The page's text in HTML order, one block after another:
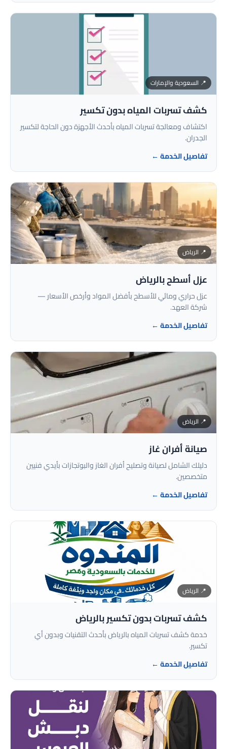
📍 السعودية والإمارات
كشف تسربات المياه بدون تكسير
اكتشاف ومعالجة تسربات المياه بأحدث الأجهزة دون الحاجة لتكسير
الجدران.
تفاصيل الخدمة ←
📍 الرياض
عزل أسطح بالرياض
عزل حراري ومائي للأسطح بأفضل المواد وأرخص الأسعار —
شركة العهد.
تفاصيل الخدمة ←
📍 الرياض
صيانة أفران غاز
دليلك الشامل لصيانة وتصليح أفران الغاز والبوتجازات بأيدي فنيين
متخصصين.
تفاصيل الخدمة ←
📍 الرياض
كشف تسربات بدون تكسير بالرياض
خدمة كشف تسربات المياه بالرياض بأحدث التقنيات وبدون أي
تكسير.
تفاصيل الخدمة ←